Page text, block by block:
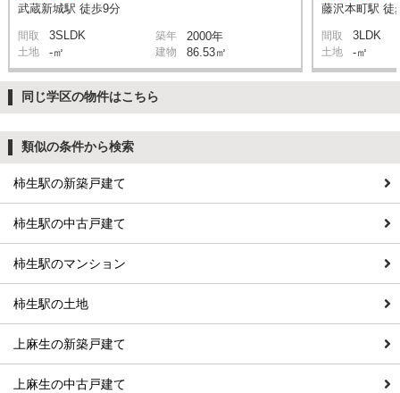
武蔵新城駅 徒歩9分
間取 3SLDK 築年 2000年
土地 -㎡ 建物 86.53㎡
藤沢本町駅 徒
間取 3LDK
土地 -㎡
同じ学区の物件はこちら
類似の条件から検索
柿生駅の新築戸建て
柿生駅の中古戸建て
柿生駅のマンション
柿生駅の土地
上麻生の新築戸建て
上麻生の中古戸建て